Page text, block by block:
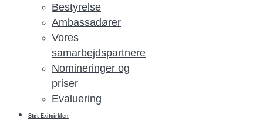
Bestyrelse
Ambassadører
Vores
samarbejdspartnere
Nomineringer og
priser
Evaluering
Støt Exitcirklen